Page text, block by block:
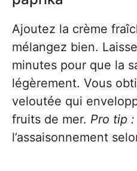
Ajoutez la crème
mélangez bien.
minutes pour que la
légèrement. Vous
veloutée qui
fruits de mer. Pro tip :
l’assaisonnement